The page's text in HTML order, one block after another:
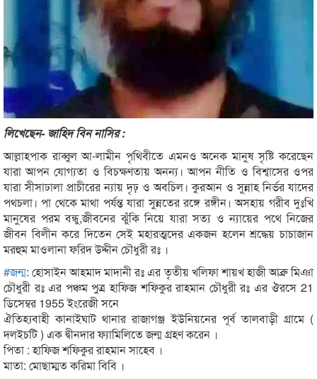
লিখেছেন- জাহিদ বিন নাসির :
আল্লাহপাক রাব্বুল আ-লামীন পৃথিবীতে এমনও অনেক মানুষ সৃষ্টি করেছেন
যারা আপন যোগ্যতা ও বিচক্ষণতায় অনন্য। আপন নীতি ও বিশ্বাসের ওপর
যারা সীসাঢালা প্রাচীরের ন্যায় দৃঢ় ও অবচিল। কুরআন ও সুন্নাহ নির্ভর যাদের
পথচলা। পা থেকে মাথা পর্যন্ত যারা সুন্নতের রঙ্গে রঙ্গীন। অসহায় গরীব দুঃখি
মানুষের পরম বন্ধু,জীবনের ঝুঁকি নিয়ে যারা সত্য ও ন্যায়ের পথে নিজের
জীবন বিলীন করে দিতেন সেই মহারত্মদের একজন হলেন শ্রদ্ধেয় চাচাজান
মরহুম মাওলানা ফরিদ উদ্দীন চৌধুরী রঃ ।
#জন্ম: হোসাইন আহমাদ মাদানী রঃ এর তৃতীয় খলিফা শায়খ হাজী আব্রু মিঞা
চৌধুরী রঃ এর পঞ্চম পুত্র হাফিজ শফিকুর রাহমান চৌধুরী রঃ এর ঔরসে 21
ডিসেম্বর 1955 ইংরেজী সনে
ঐতিহ্যবাহী কানাইঘাট থানার রাজাগঞ্জ ইউনিয়নের পূর্ব তালবাড়ী গ্রামে (
দলইচটি ) এক দ্বীনদার ফ্যামিলিতে জন্ম গ্রহণ করেন ।
পিতা : হাফিজ শফিকুর রাহমান সাহেব ।
মাতা: মোছাম্মত করিমা বিবি ।